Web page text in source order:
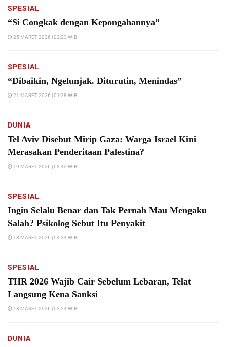
SPESIAL
“Si Congkak dengan Kepongahannya”
25 MARET 2026 | 02:23 WIB
SPESIAL
“Dibaikin, Ngelunjak. Diturutin, Menindas”
21 MARET 2026 | 01:28 WIB
DUNIA
Tel Aviv Disebut Mirip Gaza: Warga Israel Kini
Merasakan Penderitaan Palestina?
19 MARET 2026 | 03:42 WIB
SPESIAL
Ingin Selalu Benar dan Tak Pernah Mau Mengaku
Salah? Psikolog Sebut Itu Penyakit
18 MARET 2026 | 04:34 WIB
SPESIAL
THR 2026 Wajib Cair Sebelum Lebaran, Telat
Langsung Kena Sanksi
18 MARET 2026 | 03:24 WIB
DUNIA